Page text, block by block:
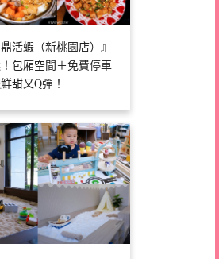
活蝦（新桃園店）』
包廂空間＋免費停車
甜又Q彈！